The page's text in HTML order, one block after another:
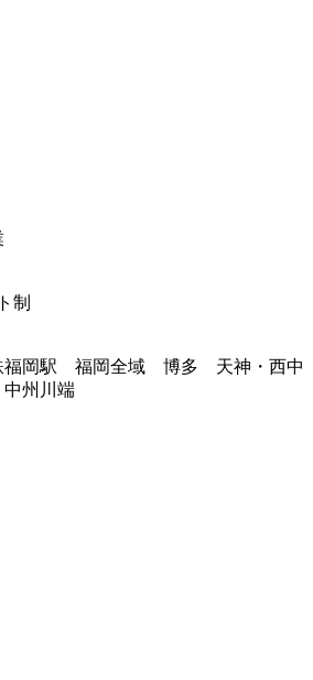
制
福岡駅 福岡全域 博多 天神・西中
州川端